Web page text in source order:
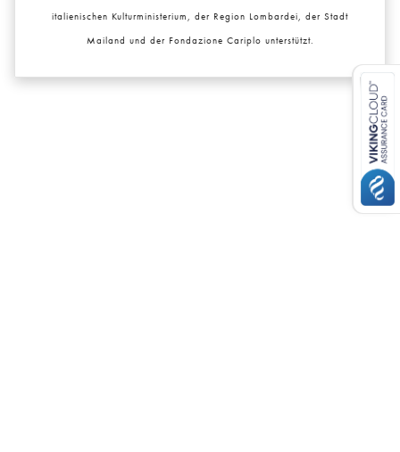
italienischen Kulturministerium, der Region Lombardei, der Stadt
Mailand und der Fondazione Cariplo unterstützt.